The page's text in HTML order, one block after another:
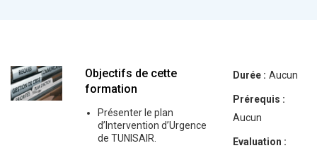
Objectifs de cette
formation
Présenter le plan
d’Intervention d’Urgence
de TUNISAIR.
Durée : Aucun
Prérequis :
Aucun
Evaluation :